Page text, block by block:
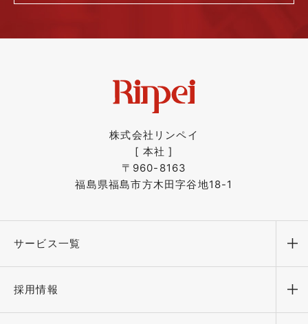
株式会社リンペイ
[ 本社 ]
〒960-8163
福島県福島市方木田字谷地18-1
サービス一覧 メ
採用情報 メ